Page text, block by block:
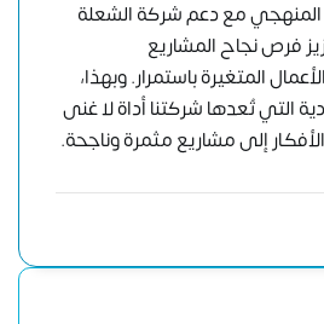
المنهجي مع دعم شركة الشعلة
فرص نجاح المشاريع
المتغيرة باستمرار. وبهذا،
التي تُعدها شركتنا أداة لا غنى
إلى مشاريع مثمرة وناجحة.